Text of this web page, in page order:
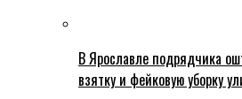
В Ярославле подрядчика
взятку и фейковую уборку